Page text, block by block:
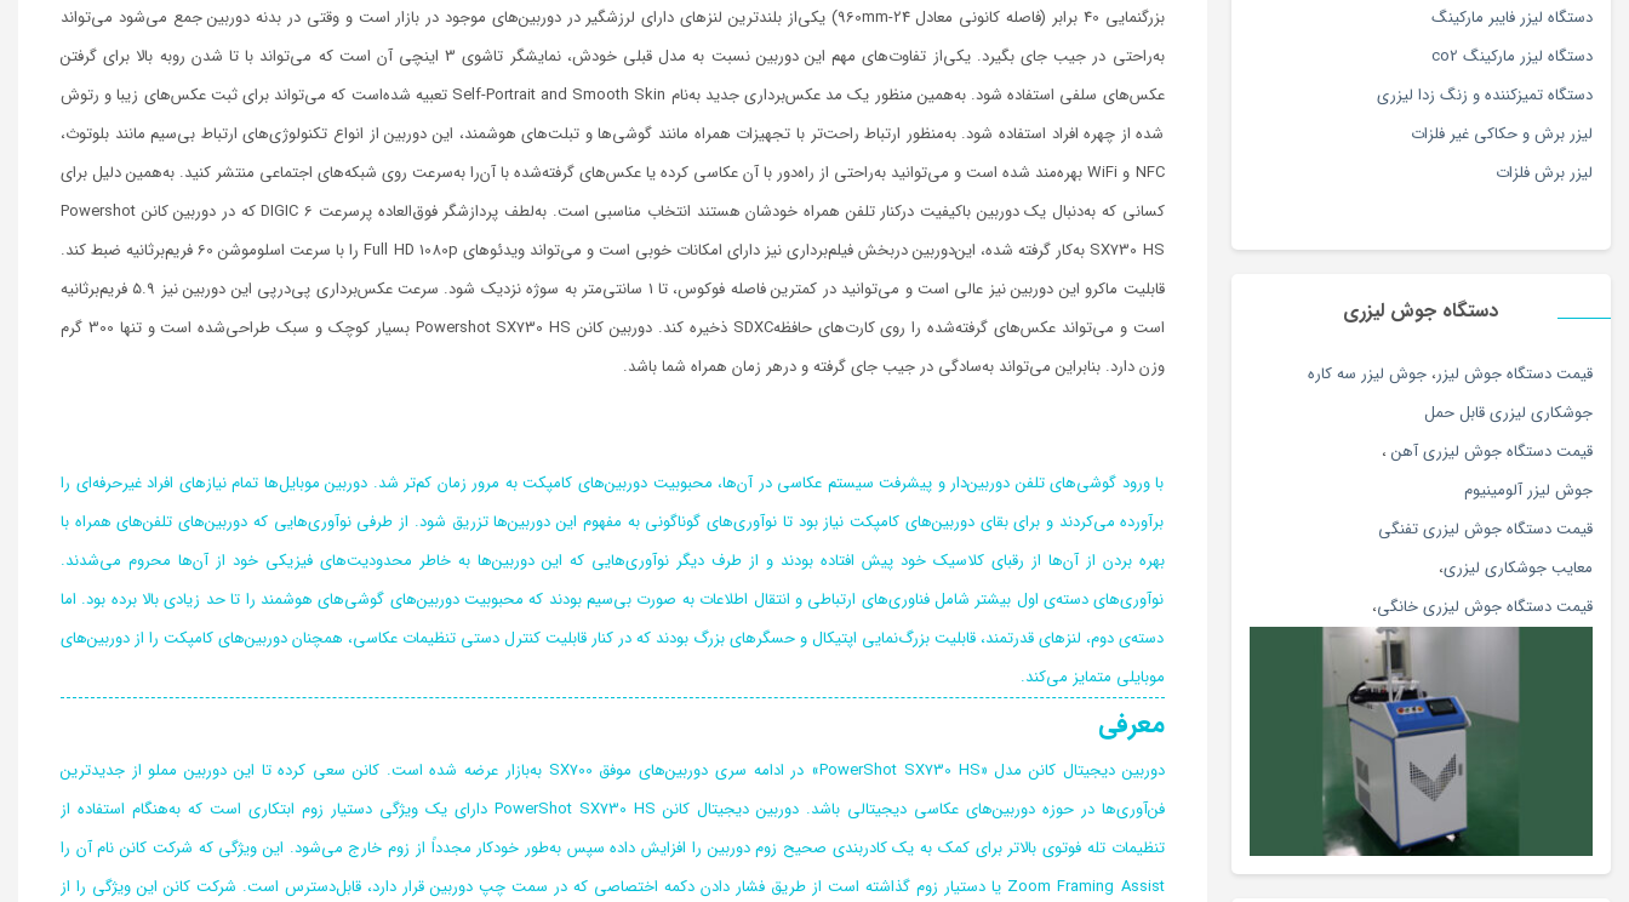
آموزش نرم افزار و کامپیوتر
آموزش ورزش و سرگرمی
آویز (173)
آویز سرپرده سنتی(15)
آینه (180)
ابزار مراقبت پا(180)
ابزار همه کاره برقی و شارژی(180)
اپل
اتو بخار و پرسی
اتو مو و حالت دهنده
ادویه و چاشنی محلی
اسباب بازی، کودک و نوزاد
(5396)
اسپری(144)
اسپینر، ابزار شوخی و سرگرمی (170)
(64)
دستگاه لیزر فایبر مارکینگ
دستگاه لیزر مارکینگ co2
دستگاه تمیزکننده و زنگ زدا لیزری
لیزر برش و حکاکی غیر فلزات
لیزر برش فلزات
دستگاه جوش لیزری
قيمت دستگاه جوش ليزر، جوش ليزر سه كاره
جوشكاري ليزري قابل حمل
قیمت دستگاه جوش لیزری آهن ،
جوش لیزر آلومینیوم
قیمت دستگاه جوش لیزری تفنگی
معایب جوشکاری لیزری،
قیمت دستگاه جوش لیزری خانگی،
بزرگنمایی 40 برابر (فاصله کانونی معادل 24-960mm) یکی‌از بلند‌ترین لنز‌های دارای لرزشگیر در دوربین‌های موجود در بازار است و وقتی در بدنه دوربین جمع می‌شود می‌تواند
به‌راحتی در جیب جای بگیرد. یکی‌از تفاوت‌های مهم این دوربین نسبت به مدل قبلی خودش، نمایشگر تاشوی 3 اینچی آن است که می‌تواند با تا شدن روبه بالا برای گرفتن
عکس‌های سلفی استفاده شود. به‌همین منظور یک مد عکس‌برداری جدید به‌نام Self-Portrait and Smooth Skin تعبیه شده‌است که می‌تواند برای ثبت عکس‌های زیبا و رتوش
شده از چهره افراد استفاده شود. به‌منظور ارتباط راحت‌تر با تجهیزات همراه مانند گوشی‌ها و تبلت‌های هوشمند، این دوربین از انواع تکنولوژی‌های ارتباط بی‌سیم مانند بلوتوث،
NFC و WiFi بهره‌مند شده است و می‌توانید به‌راحتی از راه‌دور با آن عکاسی کرده یا عکس‌های گرفته‌شده با آن‌را به‌سرعت روی شبکه‌های اجتماعی منتشر کنید. به‌همین دلیل برای
کسانی که به‌دنبال یک دوربین باکیفیت درکنار تلفن همراه خودشان هستند انتخاب مناسبی است. به‌لطف پردازشگر فوق‌العاده پرسرعت DIGIC 6 که در دوربین کانن Powershot
SX730 HS به‌کار گرفته شده، این‌دوربین دربخش فیلم‌برداری نیز دارای امکانات خوبی است و می‌تواند ویدئو‌های Full HD 1080p را با سرعت اسلوموشن 60 فریم‌برثانیه ضبط کند.
قابلیت ماکرو این دوربین نیز عالی است و می‌توانید در کمترین فاصله فوکوس، تا 1 سانتی‌متر به سوژه نزدیک شود. سرعت عکس‌برداری پی‌درپی این دوربین نیز ۵.۹ فریم‌بر‌ثانیه
است و می‌تواند عکس‌های گرفته‌شده را روی کارت‌های حافظهSDXC ذخیره کند. دوربین کانن Powershot SX730 HS بسیار کوچک و سبک طراحی‌شده است و تنها 300 گرم
وزن دارد. بنابراین می‌تواند به‌سادگی در جیب جای گرفته و درهر زمان همراه شما باشد.
با ورود گوشی‌های تلفن دوربین‌دار و پیشرفت سیستم عکاسی در آن‌ها، محبوبیت دوربین‌های کامپکت به مرور زمان کم‌تر شد. دوربین موبایل‌ها تمام نیازهای افراد غیرحرفه‌ای را
برآورده می‌کردند و برای بقای دوربین‌های کامپکت نیاز بود تا نوآوری‌های گوناگونی به مفهوم این دوربین‌ها تزریق شود. از طرفی نوآوری‌هایی که دوربین‌های تلفن‌های همراه با
بهره بردن از آن‌ها از رقبای کلاسیک خود پیش افتاده بودند و از طرف دیگر نوآوری‌هایی که این دوربین‌ها به خاطر محدودیت‌های فیزیکی خود از آن‌ها محروم می‌شدند.
نوآوری‌های دسته‌ی اول بیشتر شامل فناوری‌های ارتباطی و انتقال اطلاعات به صورت بی‌سیم بودند که محبوبیت دوربین‌های گوشی‌های هوشمند را تا حد زیادی بالا برده بود. اما
دسته‌ی دوم، لنزهای قدرتمند، قابلیت بزرگ‌نمایی اپتیکال و حسگرهای بزرگ بودند که در کنار قابلیت کنترل دستی تنظیمات عکاسی، همچنان دوربین‌های کامپکت را از دوربین‌های
موبایلی متمایز می‌کند.
معرفی
دوربین دیجیتال کانن مدل «PowerShot SX730 HS» در ادامه‌ سری دوربین‌های موفق SX700 به‌بازار عرضه شده است. کانن سعی کرده تا این دوربین مملو از جدیدترین
فن‌آوری‌ها در حوزه دوربین‌های عکاسی دیجیتالی باشد. دوربین دیجیتال کانن PowerShot SX730 HS دارای یک ویژگی دستیار زوم ابتکاری است که به‌هنگام استفاده از
تنظیمات تله فوتوی بالاتر برای کمک به یک کادربندی صحیح زوم دوربین را افزایش داده سپس به‌طور خودکار مجدداً از زوم خارج می‌شود. این ویژگی که شرکت کانن نام آن را
Zoom Framing Assist یا دستیار زوم گذاشته است از طریق فشار دادن دکمه اختصاصی‌ که در سمت چپ دوربین قرار دارد، قابل‌دسترس است. شرکت کانن این ویژگی را از